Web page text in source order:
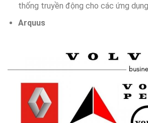
thống truyền động cho các ứng
Arquus